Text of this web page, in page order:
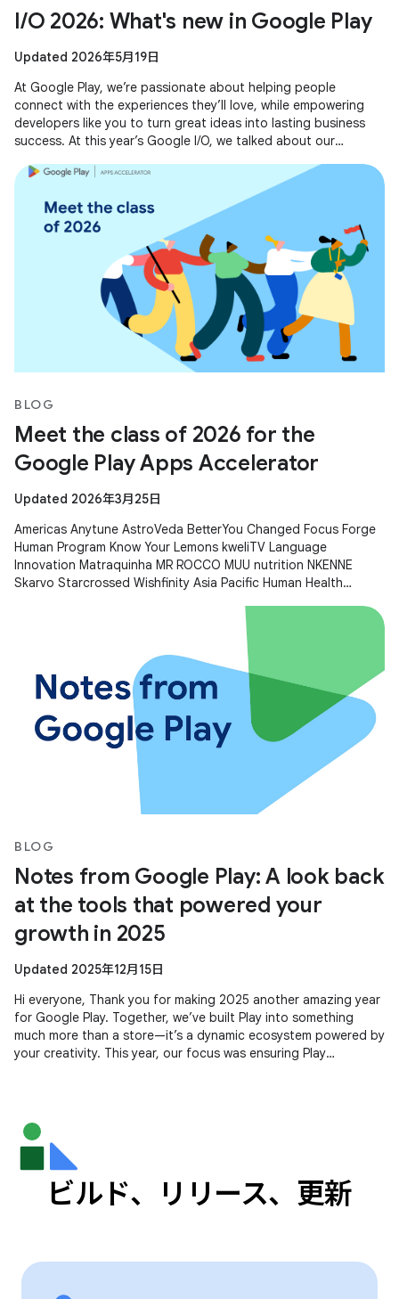
I/O 2026: What's new in Google Play
Updated 2026年5月19日
At Google Play, we’re passionate about helping people
connect with the experiences they’ll love, while empowering
developers like you to turn great ideas into lasting business
success. At this year’s Google I/O, we talked about our
BLOG
Meet the class of 2026 for the
Google Play Apps Accelerator
Updated 2026年3月25日
Americas Anytune AstroVeda BetterYou Changed Focus Forge
Human Program Know Your Lemons kweliTV Language
Innovation Matraquinha MR ROCCO MUU nutrition NKENNE
Skarvo Starcrossed Wishfinity Asia Pacific Human Health
BLOG
Notes from Google Play: A look back
at the tools that powered your
growth in 2025
Updated 2025年12月15日
Hi everyone, Thank you for making 2025 another amazing year
for Google Play. Together, we’ve built Play into something
much more than a store—it’s a dynamic ecosystem powered by
your creativity. This year, our focus was ensuring Play
ビルド、リリース、更新